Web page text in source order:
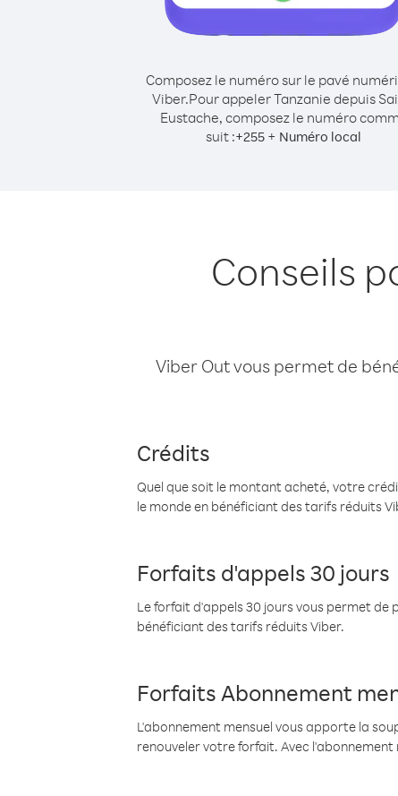
Composez le numéro sur le pavé
Viber.Pour appeler Tanzanie depuis
Eustache, composez le numéro
suit :+255 + Numéro local
Conseils
Viber Out vous permet de
Crédits
Quel que soit le montant acheté, votre
le monde en bénéficiant des tarifs réduits
Forfaits d'appels 30 jours
Le forfait d'appels 30 jours vous permet de
bénéficiant des tarifs réduits Viber.
Forfaits Abonnement
L'abonnement mensuel vous apporte la
renouveler votre forfait. Avec l'abonnement